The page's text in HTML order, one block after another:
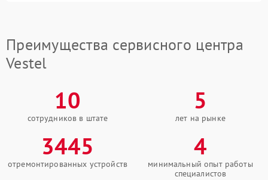
Преимущества сервисного центра
Vestel
10
сотрудников в штате
5
лет на рынке
3445
отремонтированных устройств
4
минимальный опыт работы
специалистов